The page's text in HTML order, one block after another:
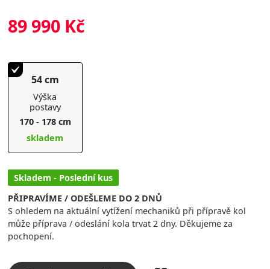
89 990 Kč
54 cm
Výška
postavy
170 - 178 cm
skladem
Skladem - Poslední kus
PŘIPRAVÍME / ODEŠLEME DO 2 DNŮ
S ohledem na aktuální vytížení mechaniků při přípravě kol
může příprava / odeslání kola trvat 2 dny. Děkujeme za
pochopení.